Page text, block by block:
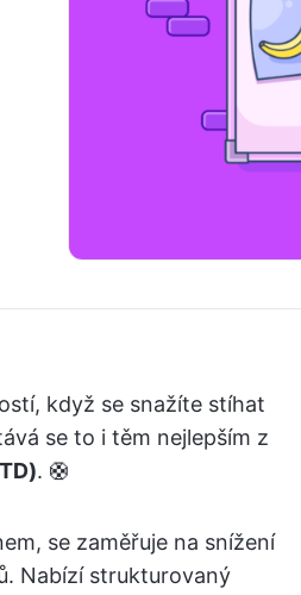
když se snažíte stíhat
se to i těm nejlepším z
. 🛟
se zaměřuje na snížení
Nabízí strukturovaný